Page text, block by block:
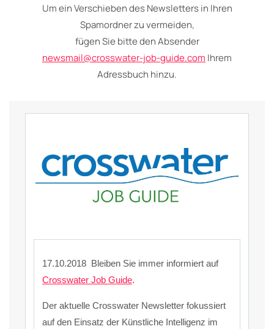
Um ein Verschieben des Newsletters in Ihren
Spamordner zu vermeiden,
fügen Sie bitte den Absender
newsmail@crosswater-job-guide.com Ihrem
Adressbuch hinzu.
17.10.2018 Bleiben Sie immer informiert auf
Crosswater Job Guide.
Der aktuelle Crosswater Newsletter fokussiert
auf den Einsatz der Künstliche Intelligenz im